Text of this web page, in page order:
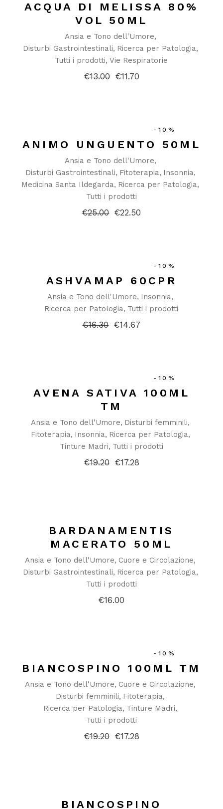
ACQUA DI MELISSA 80%
VOL 50ML
Ansia e Tono dell'Umore
Disturbi Gastrointestinali Ricerca per Patologia
Tutti i prodotti Vie Respiratorie
€13.00 Il€11.70
Il
-10%
ANIMO UNGUENTO 50ML
Ansia e Tono dell'Umore
Disturbi Gastrointestinali Fitoterapia Insonnia
Medicina Santa Ildegarda Ricerca per Patologia
Tutti i prodotti
€25.00 Il€22.50
Il
-10%
ASHVAMAP 60CPR
Ansia e Tono dell'Umore Insonnia
Ricerca per Patologia Tutti i prodotti
€16.30 Il€14.67
Il
-10%
AVENA SATIVA 100ML
TM
Ansia e Tono dell'Umore Disturbi femminili
Fitoterapia Insonnia Ricerca per Patologia
Tinture Madri Tutti i prodotti
€19.20 Il€17.28
Il
BARDANAMENTIS
MACERATO 50ML
Ansia e Tono dell'Umore Cuore e Circolazione
Disturbi Gastrointestinali Ricerca per Patologia
Tutti i prodotti
€16.00
-10%
BIANCOSPINO 100ML TM
Ansia e Tono dell'Umore Cuore e Circolazione
Disturbi femminili Fitoterapia
Ricerca per Patologia Tinture Madri
Tutti i prodotti
€19.20 Il€17.28
Il
BIANCOSPINO